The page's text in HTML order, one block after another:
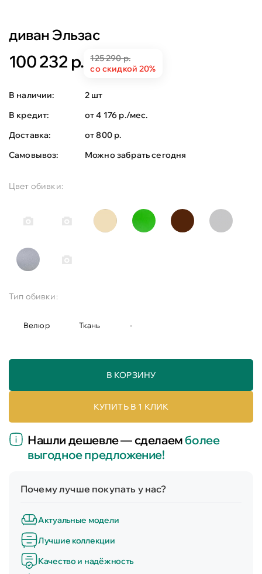
диван Эльзас
100 232 р.
125 290 р.
со скидкой 20%
В наличии:
2 шт
В кредит:
от 4 176 р./мес.
Доставка:
от 800 р.
Самовывоз:
Можно забрать сегодня
Цвет обивки:
Тип обивки:
Велюр Ткань -
В КОРЗИНУ
КУПИТЬ В 1 КЛИК
Нашли дешевле — сделаемболее
выгодное предложение!
Почему лучше покупать у нас?
Актуальные модели
Лучшие коллекции
Качество и надёжность